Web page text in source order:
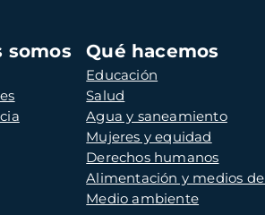
somos Qué hacemos
Educación
Salud
Agua y saneamiento
Mujeres y equidad
Derechos humanos
Alimentación y medios
Medio ambiente